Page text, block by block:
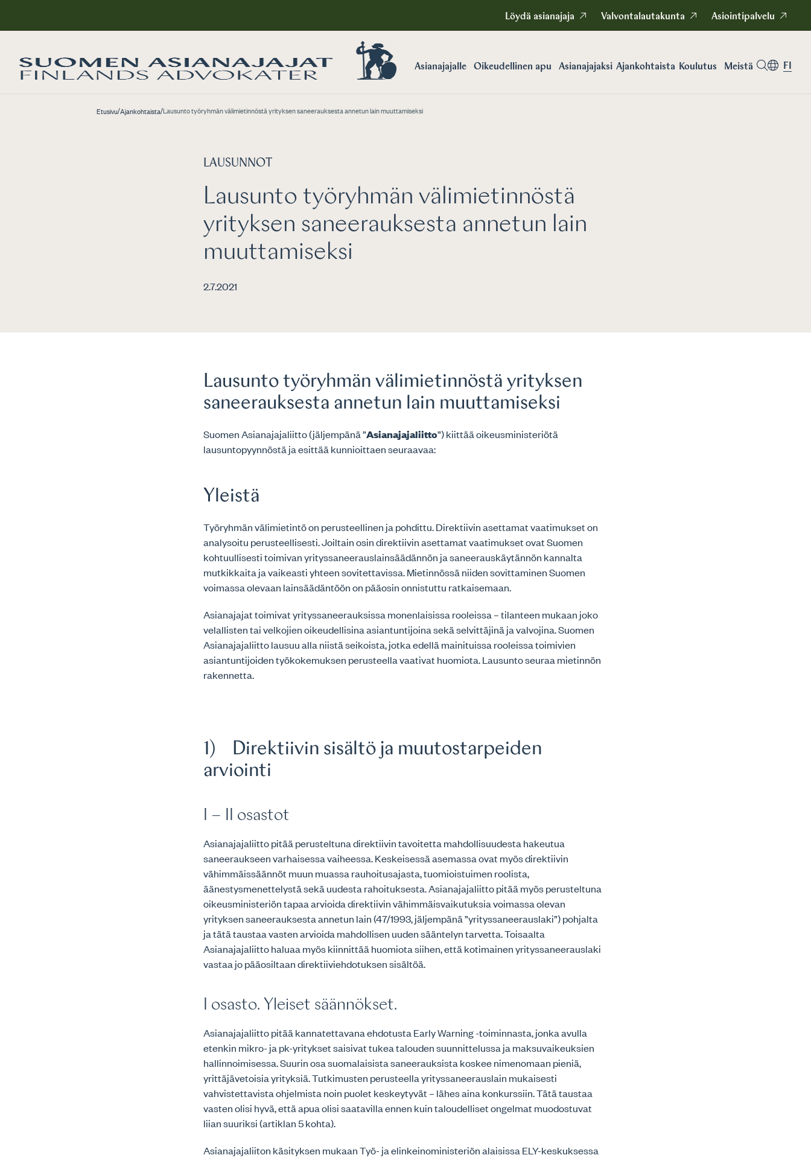
Löydä asianajaja Valvontalautakunta Asiointipalvelu
Asianajajalle Oikeudellinen apu Asianajajaksi Ajankohtaista Koulutus Meistä FI
Etusivu/Ajankohtaista/Lausunto työryhmän välimietinnöstä yrityksen saneerauksesta annetun lain muuttamiseksi
LAUSUNNOT
Lausunto työryhmän välimietinnöstä
yrityksen saneerauksesta annetun lain
muuttamiseksi
2.7.2021
Lausunto työryhmän välimietinnöstä yrityksen
saneerauksesta annetun lain muuttamiseksi
Suomen Asianajajaliitto (jäljempänä ”Asianajajaliitto”) kiittää oikeusministeriötä
lausuntopyynnöstä ja esittää kunnioittaen seuraavaa:
Yleistä
Työryhmän välimietintö on perusteellinen ja pohdittu. Direktiivin asettamat vaatimukset on
analysoitu perusteellisesti. Joiltain osin direktiivin asettamat vaatimukset ovat Suomen
kohtuullisesti toimivan yrityssaneerauslainsäädännön ja saneerauskäytännön kannalta
mutkikkaita ja vaikeasti yhteen sovitettavissa. Mietinnössä niiden sovittaminen Suomen
voimassa olevaan lainsäädäntöön on pääosin onnistuttu ratkaisemaan.
Asianajajat toimivat yrityssaneerauksissa monenlaisissa rooleissa – tilanteen mukaan joko
velallisten tai velkojien oikeudellisina asiantuntijoina sekä selvittäjinä ja valvojina. Suomen
Asianajajaliitto lausuu alla niistä seikoista, jotka edellä mainituissa rooleissa toimivien
asiantuntijoiden työkokemuksen perusteella vaativat huomiota. Lausunto seuraa mietinnön
rakennetta.
1) Direktiivin sisältö ja muutostarpeiden
arviointi
I – II osastot
Asianajajaliitto pitää perusteltuna direktiivin tavoitetta mahdollisuudesta hakeutua
saneeraukseen varhaisessa vaiheessa. Keskeisessä asemassa ovat myös direktiivin
vähimmäissäännöt muun muassa rauhoitusajasta, tuomioistuimen roolista,
äänestysmenettelystä sekä uudesta rahoituksesta. Asianajajaliitto pitää myös perusteltuna
oikeusministeriön tapaa arvioida direktiivin vähimmäisvaikutuksia voimassa olevan
yrityksen saneerauksesta annetun lain (47/1993, jäljempänä ”yrityssaneerauslaki”) pohjalta
ja tätä taustaa vasten arvioida mahdollisen uuden sääntelyn tarvetta. Toisaalta
Asianajajaliitto haluaa myös kiinnittää huomiota siihen, että kotimainen yrityssaneerauslaki
vastaa jo pääosiltaan direktiiviehdotuksen sisältöä.
I osasto. Yleiset säännökset.
Asianajajaliitto pitää kannatettavana ehdotusta Early Warning -toiminnasta, jonka avulla
etenkin mikro- ja pk-yritykset saisivat tukea talouden suunnittelussa ja maksuvaikeuksien
hallinnoimisessa. Suurin osa suomalaisista saneerauksista koskee nimenomaan pieniä,
yrittäjävetoisia yrityksiä. Tutkimusten perusteella yrityssaneerauslain mukaisesti
vahvistettavista ohjelmista noin puolet keskeytyvät – lähes aina konkurssiin. Tätä taustaa
vasten olisi hyvä, että apua olisi saatavilla ennen kuin taloudelliset ongelmat muodostuvat
liian suuriksi (artiklan 5 kohta).
Asianajajaliiton käsityksen mukaan Työ- ja elinkeinoministeriön alaisissa ELY-keskuksessa